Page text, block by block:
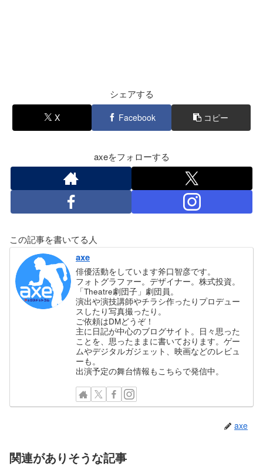
シェアする
X Facebook コピー
axeをフォローする
この記事を書いてる人
axe
俳優活動をしています斧口智彦です。
フォトグラファー。デザイナー。株式投資。
「Theatre劇団子」劇団員。
演出や演技講師やチラシ作ったりプロデュー
スしたり写真撮ったり。
ご依頼はDMどうぞ！
主に日記が中心のブログサイト。日々思った
ことを、思ったままに書いております。ゲー
ムやデジタルガジェット、映画などのレビュ
ーも。
出演予定の舞台情報もこちらで発信中。
axe
関連がありそうな記事